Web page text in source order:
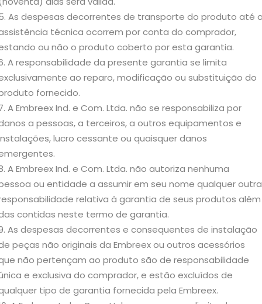
As despesas decorrentes de transporte do produto até
técnica ocorrem por conta do comprador,
ou não o produto coberto por esta garantia.
A responsabilidade da presente garantia se limita
ao reparo, modificação ou substituição do
fornecido.
A Embreex Ind. e Com. Ltda. não se responsabiliza por
a pessoas, a terceiros, a outros equipamentos e
lucro cessante ou quaisquer danos
A Embreex Ind. e Com. Ltda. não autoriza nenhuma
ou entidade a assumir em seu nome qualquer outra
relativa à garantia de seus produtos além
contidas neste termo de garantia.
As despesas decorrentes e consequentes de instalação
peças não originais da Embreex ou outros acessórios
não pertençam ao produto são de responsabilidade
e exclusiva do comprador, e estão excluídos de
tipo de garantia fornecida pela Embreex.